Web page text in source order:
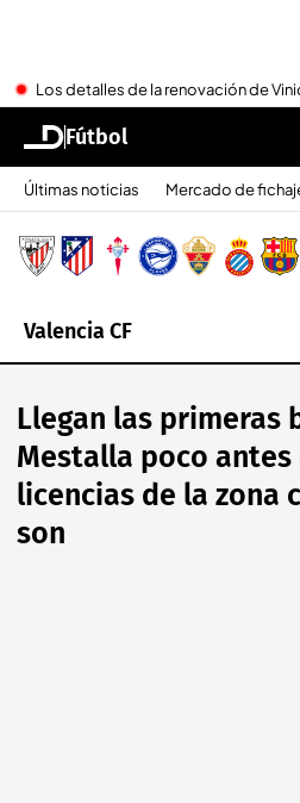
Los detalles de la renovación de
Fútbol
Últimas noticias Mercado de
Valencia CF
Llegan las primeras
Mestalla poco antes
licencias de la zona
son